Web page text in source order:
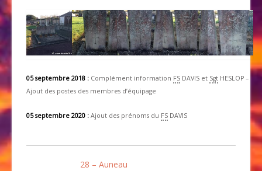
05 septembre 2018 : Complément information FS DAVIS et Sgt HESLOP –
Ajout des postes des membres d’équipage
05 septembre 2020 : Ajout des prénoms du FS DAVIS
28 – Auneau